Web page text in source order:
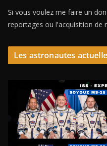
Si vous voulez me faire un
reportages ou l'acquisition de
Les astronautes